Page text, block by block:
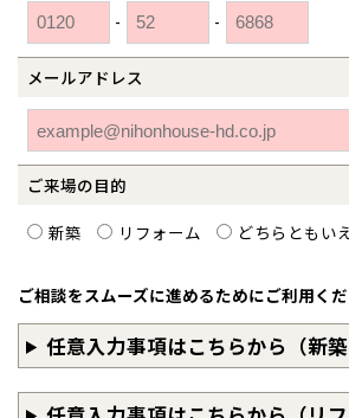
- -
メールアドレス
ご来場の目的
新築 リフォーム どちらともい
ご相談をスムーズに進めるためにご利用くだ
任意入力事項はこちらから（新築
山口
徳島
高知
鹿児島
長崎
沖縄